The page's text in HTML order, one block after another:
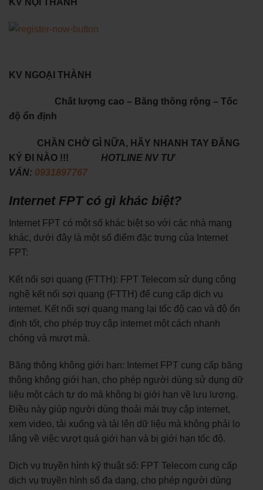
KV NỘI THÀNH
KV NGOẠI THÀNH
Chất lượng cao – Băng thông rộng – Tốc
độ ổn định
CHẦN CHỜ GÌ NỮA, HÃY NHANH TAY ĐĂNG
KÝ ĐI NÀO !!!
HOTLINE NV TƯ
VẤN: 0931897767
Internet FPT có gì khác biệt?
Internet FPT có một số khác biệt so với các nhà mạng
khác, dưới đây là một số điểm đặc trưng của Internet
FPT:
Kết nối sợi quang (FTTH): FPT Telecom sử dụng công
nghệ kết nối sợi quang (FTTH) để cung cấp dịch vụ
internet. Kết nối sợi quang mang lại tốc độ cao và độ ổn
định tốt, cho phép truy cập internet một cách nhanh
chóng và mượt mà.
Băng thông không giới hạn: Internet FPT cung cấp băng
thông không giới hạn, cho phép người dùng sử dụng dữ
liệu một cách tự do mà không bị giới hạn về lưu lượng.
Điều này giúp người dùng thoải mái truy cập internet,
xem video, tải xuống và tải lên dữ liệu mà không phải lo
lắng về việc vượt quá giới hạn và bị giới hạn tốc độ.
Dịch vụ truyền hình kỹ thuật số: FPT Telecom cung cấp
dịch vụ truyền hình số đa dạng, cho phép người dùng